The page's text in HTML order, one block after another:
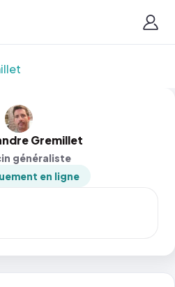
Gremillet
généraliste
en ligne